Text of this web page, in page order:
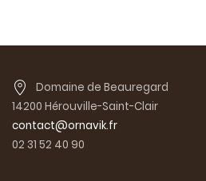
Domaine de Beauregard
14200 Hérouville-Saint-Clair
contact@ornavik.fr
02 31 52 40 90